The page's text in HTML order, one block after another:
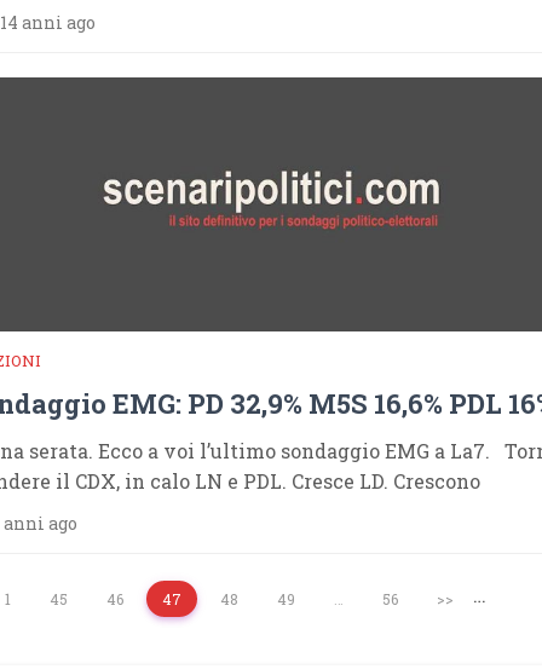
anni ago
EMG: PD 32,9% M5S 16,6% PDL
serata. Ecco a voi l’ultimo sondaggio EMG a La7.
il CDX, in calo LN e PDL. Cresce LD. Crescono
anni ago
1 …
45 46 47 48 49 56 >>